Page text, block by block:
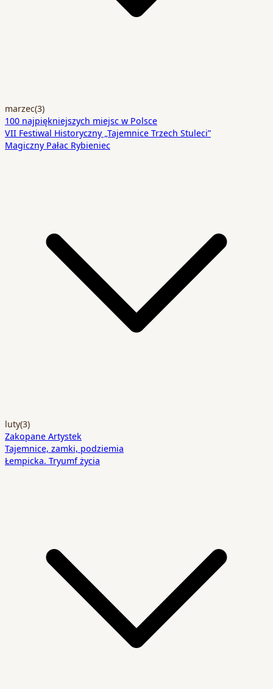
marzec(3)
100 najpiękniejszych miejsc w Polsce
VII Festiwal Historyczny „Tajemnice Trzech Stuleci”
Magiczny Pałac Rybieniec
luty(3)
Zakopane Artystek
Tajemnice, zamki, podziemia
Łempicka. Tryumf życia